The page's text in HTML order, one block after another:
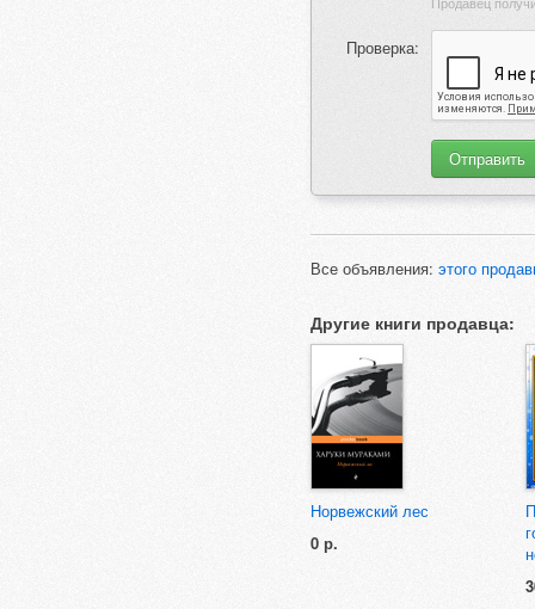
Проверка:
Все объявления: этого
Другие книги продавца:
Норвежский лес
0 р.